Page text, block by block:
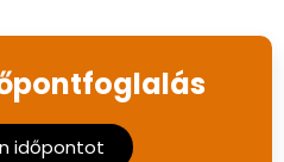
időpontot